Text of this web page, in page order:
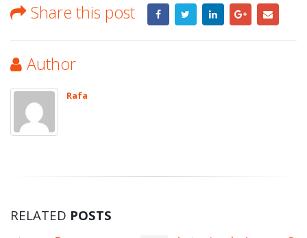
Share this post
Author
Rafa
RELATED POSTS